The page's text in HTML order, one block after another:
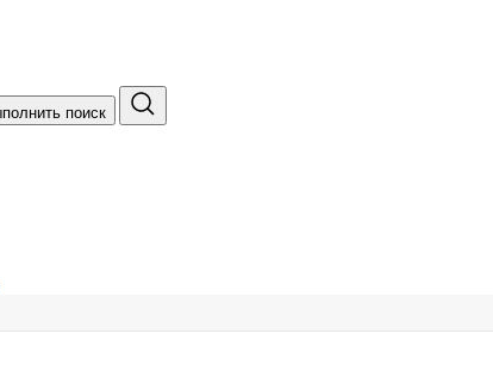
поиск
на рассылку